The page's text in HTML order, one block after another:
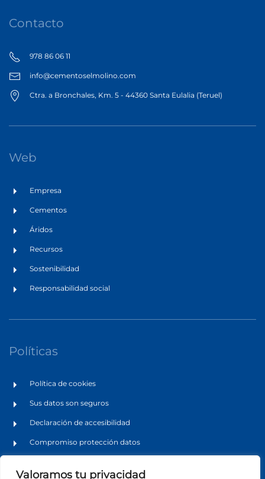
Valoramos tu privacidad
Contacto
978 86 06 11
info@cementoselmolino.com
Ctra. a Bronchales, Km. 5 - 44360 Santa Eulalia (Teruel)
Web
Empresa
Cementos
Áridos
Recursos
Sostenibilidad
Responsabilidad social
Políticas
Política de cookies
Sus datos son seguros
Declaración de accesibilidad
Compromiso protección datos